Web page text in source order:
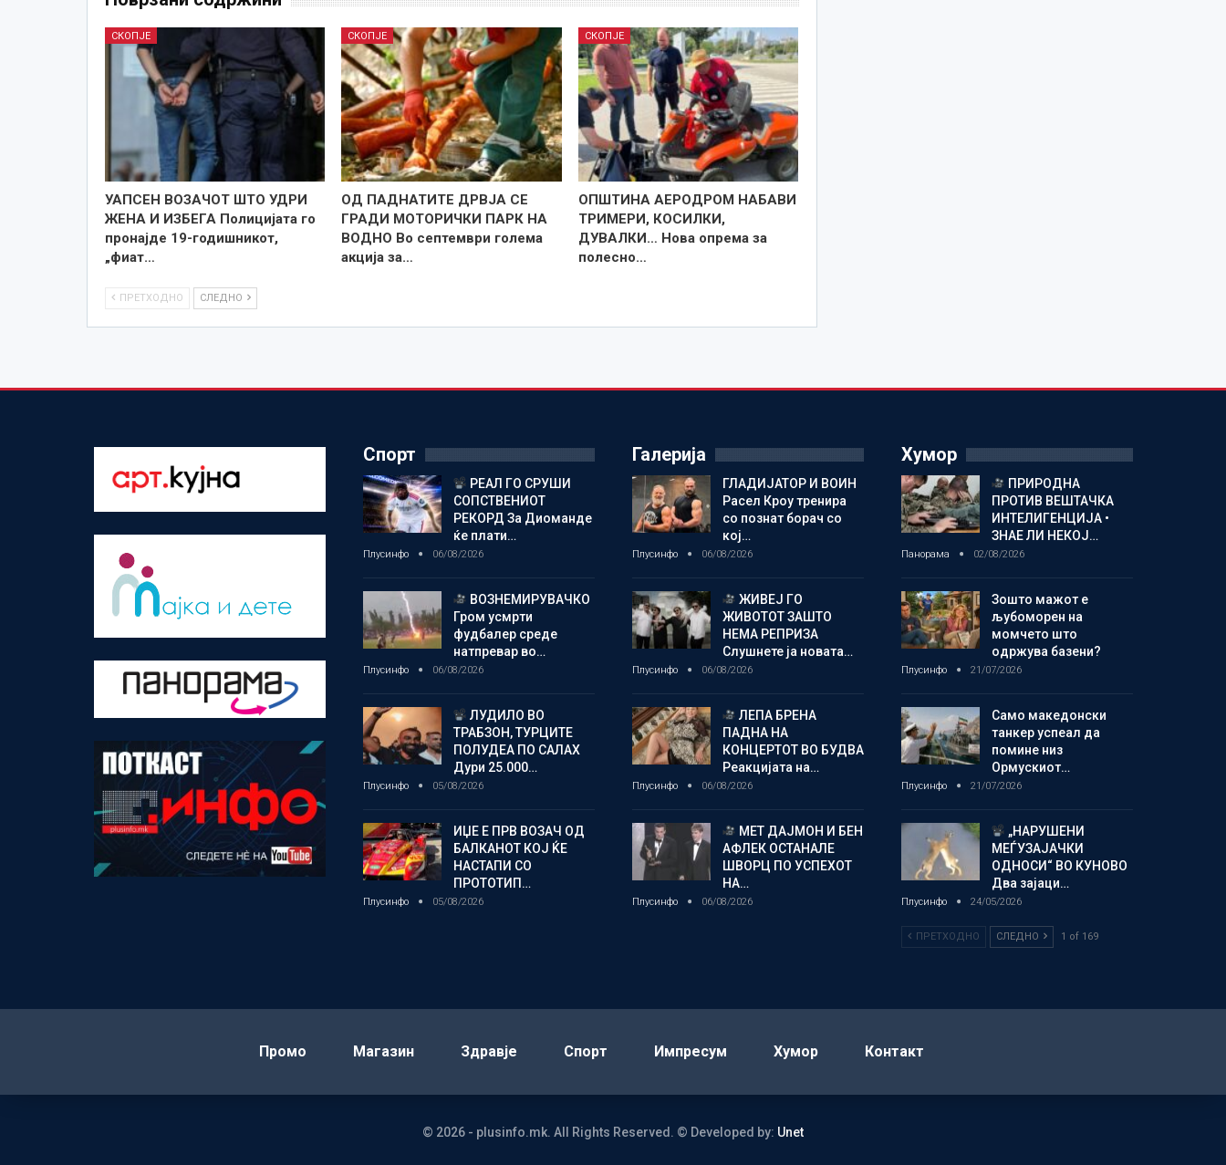
СКОПЈЕ
УАПСЕН ВОЗАЧОТ ШТО УДРИ
ЖЕНА И ИЗБЕГА Полицијата го
пронајде 19-годишникот,
„фиат…
СКОПЈЕ
ОД ПАДНАТИТЕ ДРВЈА СЕ
ГРАДИ МОТОРИЧКИ ПАРК НА
ВОДНО Во септември голема
акција за…
СКОПЈЕ
ОПШТИНА АЕРОДРОМ НАБАВИ
ТРИМЕРИ, КОСИЛКИ,
ДУВАЛКИ… Нова опрема за
полесно…
ПРЕТХОДНО СЛЕДНО
Спорт
РЕАЛ ГО СРУШИ
СОПСТВЕНИОТ
РЕКОРД За Диоманде
ќе плати…
Плусинфо 06/08/2026
ВОЗНЕМИРУВАЧКО
Гром усмрти
фудбалер среде
натпревар во…
Плусинфо 06/08/2026
ЛУДИЛО ВО
ТРАБЗОН, ТУРЦИТЕ
ПОЛУДЕА ПО САЛАХ
Дури 25.000…
Плусинфо 05/08/2026
ИЏЕ Е ПРВ ВОЗАЧ ОД
БАЛКАНОТ КОЈ ЌЕ
НАСТАПИ СО
ПРОТОТИП…
Плусинфо 05/08/2026
Галерија
ГЛАДИЈАТОР И ВОИН
Расел Кроу тренира
со познат борач со
кој…
Плусинфо 06/08/2026
ЖИВЕЈ ГО
ЖИВОТОТ ЗАШТО
НЕМА РЕПРИЗА
Слушнете ја новата…
Плусинфо 06/08/2026
ЛЕПА БРЕНА
ПАДНА НА
КОНЦЕРТОТ ВО БУДВА
Реакцијата на…
Плусинфо 06/08/2026
МЕТ ДАЈМОН И БЕН
АФЛЕК ОСТАНАЛЕ
ШВОРЦ ПО УСПЕХОТ
НА…
Плусинфо 06/08/2026
Хумор
ПРИРОДНА
ПРОТИВ ВЕШТАЧКА
ИНТЕЛИГЕНЦИЈА •
ЗНАЕ ЛИ НЕКОЈ…
Панорама 02/08/2026
Зошто мажот е
љубоморен на
момчето што
одржува базени?
Плусинфо 21/07/2026
Само македонски
танкер успеал да
помине низ
Ормускиот…
Плусинфо 21/07/2026
„НАРУШЕНИ
МЕЃУЗАЈАЧКИ
ОДНОСИ“ ВО КУНОВО
Два зајаци…
Плусинфо 24/05/2026
ПРЕТХОДНО СЛЕДНО 1 of 169
Промо Магазин Здравје Спорт Импресум Хумор Контакт
© 2026 - plusinfo.mk. All Rights Reserved. © Developed by: Unet